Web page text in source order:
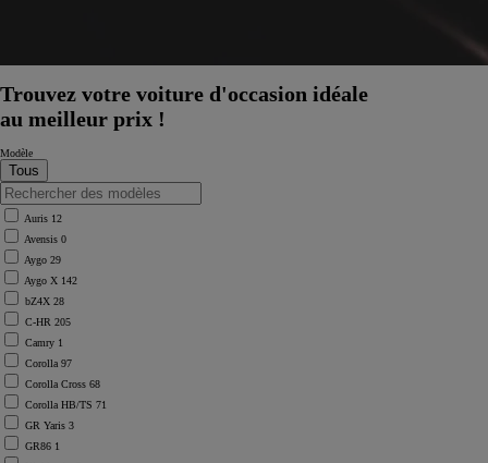
Trouvez votre voiture d'occasion idéale
au meilleur prix !
Modèle
Auris 12
Avensis 0
Aygo 29
Aygo X 142
bZ4X 28
C-HR 205
Camry 1
Corolla 97
Corolla Cross 68
Corolla HB/TS 71
GR Yaris 3
GR86 1